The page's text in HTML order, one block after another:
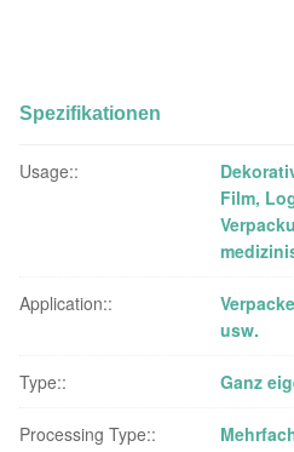
Spezifikationen
Usage::
Film,
Application::
usw.
Type:: Ganz
Processing Type::